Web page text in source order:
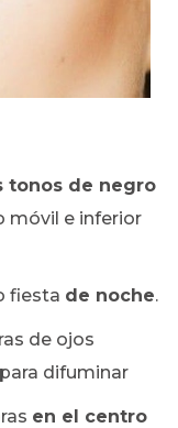
tonos de negro
móvil e inferior
fiesta de noche.
de ojos
difuminar
en el centro